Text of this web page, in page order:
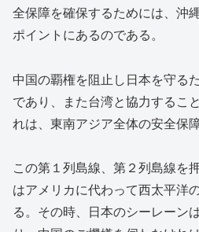
全保障を確保するためには、沖
ポイントにあるのである。
中国の覇権を阻止し日本を守る
であり、また台湾と協力するこ
れは、東南アジア全体の安全保
この第１列島線、第２列島線を
はアメリカに代わって西太平洋
る。その時、日本のシーレーン